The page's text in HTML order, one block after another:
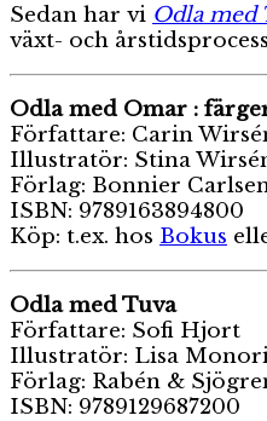
Sedan har vi Odla med
växt- och
Odla med Omar :
Författare: Carin
Illustratör: Stina
Förlag: Bonnier
ISBN: 9789163894800
Köp: t.ex. hos Bokus
Odla med Tuva
Författare: Sofi Hjort
Illustratör: Lisa
Förlag: Rabén &
ISBN: 9789129687200